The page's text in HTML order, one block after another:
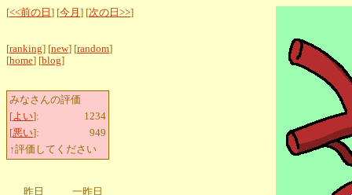
[<<前の日 ] [今月 ] [次の日>>]
[ranking] [new] [random]
[home] [blog]
みなさんの評価
[よい]:
1234
[悪い]:
949
↑評価してください
昨日 一昨日